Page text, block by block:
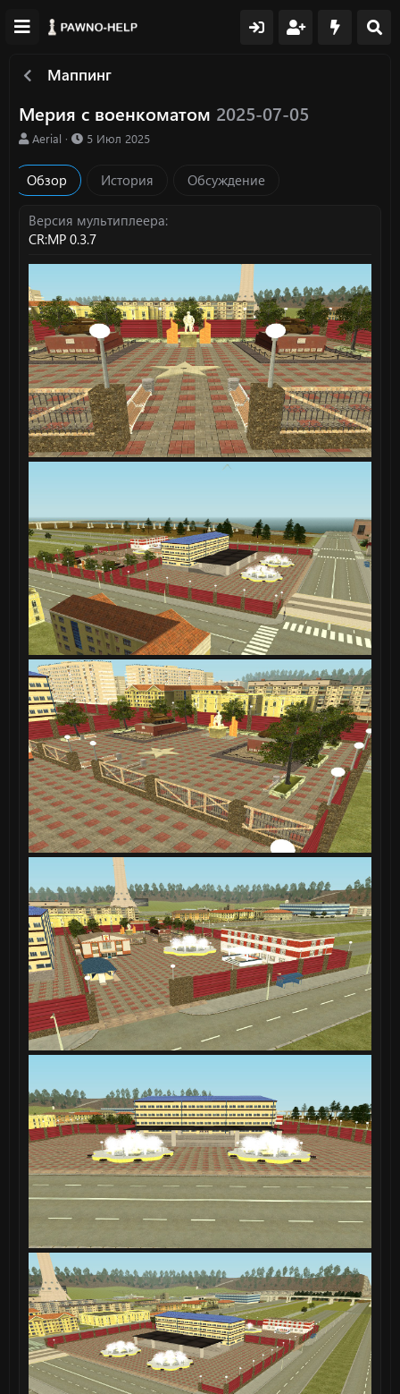
Маппинг
Мерия с военкоматом 2025-07-05
А
т
о
Aerial
Д
о
з
а
и
я
5 Июл 2025
Обзор История Обсуждение
Версия мультиплеера
CR:MP 0.3.7